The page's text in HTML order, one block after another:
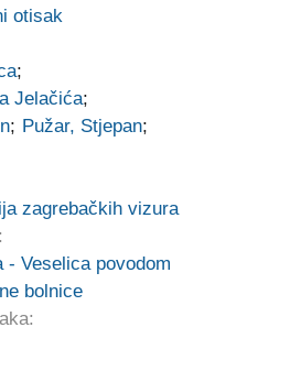
otisak
;
Jelačića;
; Pužar, Stjepan;
zagrebačkih vizura
- Veselica povodom
bolnice